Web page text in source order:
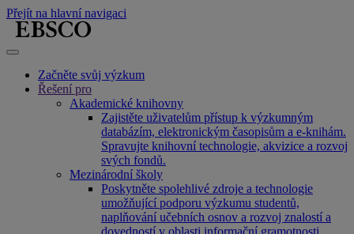
Přejít na hlavní navigaci
Začněte svůj výzkum
Řešení pro
Akademické knihovny
Zajistěte uživatelům přístup k výzkumným
databázím, elektronickým časopisům a e-knihám.
Spravujte knihovní technologie, akvizice a rozvoj
svých fondů.
Mezinárodní školy
Poskytněte spolehlivé zdroje a technologie
umožňující podporu výzkumu studentů,
naplňování učebních osnov a rozvoj znalostí a
dovedností v oblasti informační gramotnosti.